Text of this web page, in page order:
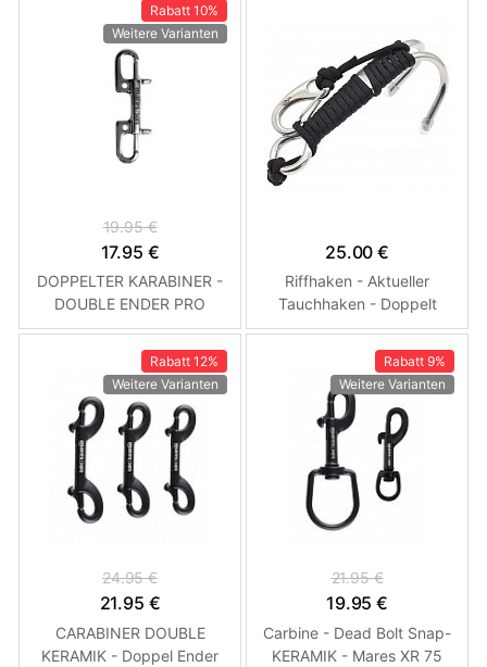
Rabatt 10%
Weitere Varianten
19.95 €
17.95 €
DOPPELTER KARABINER -
DOUBLE ENDER PRO
MARES XR 105mm
25.00 €
Riffhaken - Aktueller
Tauchhaken - Doppelt
Rabatt 12%
Weitere Varianten
24.95 €
21.95 €
CARABINER DOUBLE
KERAMIK - Doppel Ender
Rabatt 9%
Weitere Varianten
21.95 €
19.95 €
Carbine - Dead Bolt Snap-
KERAMIK - Mares XR 75